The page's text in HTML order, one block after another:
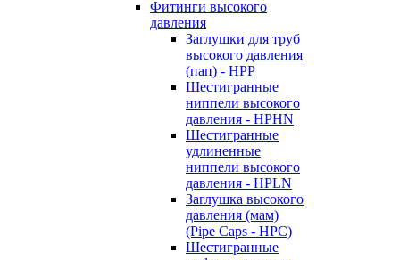
Фитинги высокого
давления
Заглушки для труб
высокого давления
(пап) - HPP
Шестигранные
ниппели высокого
давления - HPHN
Шестигранные
удлиненные
ниппели высокого
давления - HPLN
Заглушка высокого
давления (мам)
(Pipe Caps - HPC)
Шестигранные